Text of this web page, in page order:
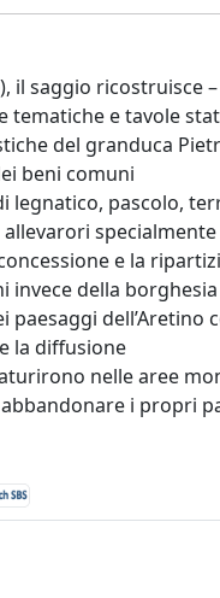
il saggio ricostruisce
tematiche e tavole
del granduca
beni comuni
legnatico, pascolo,
e la
invece della borghesia
dell’Aretino
la diffusione
nelle aree
i propri